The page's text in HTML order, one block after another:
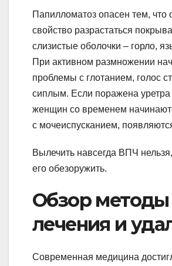
Папилломатоз опасен тем, что
свойство разрастаться
слизистые оболочки – горло,
При активном размножении
проблемы с глотанием, голос
сиплым. Если поражена уретра
женщин со временем
с мочеиспусканием,
Вылечить навсегда ВПЧ
его обезоружить.
Обзор методы
лечения и
Современная медицина